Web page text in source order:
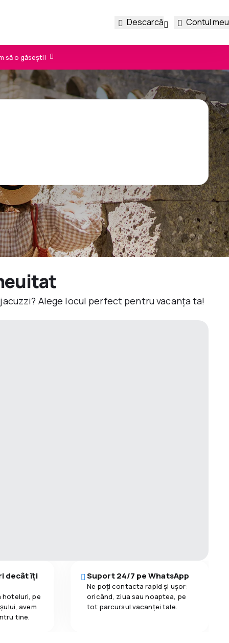
Descarcă Contul meu
să o găsești!
Alege locul perfect pentru vacanța ta!
decât îți
hoteluri, pe
avem
tine.
Suport 24/7 pe WhatsApp
Ne poți contacta rapid și ușor:
oricând, ziua sau noaptea, pe
tot parcursul vacanței tale.